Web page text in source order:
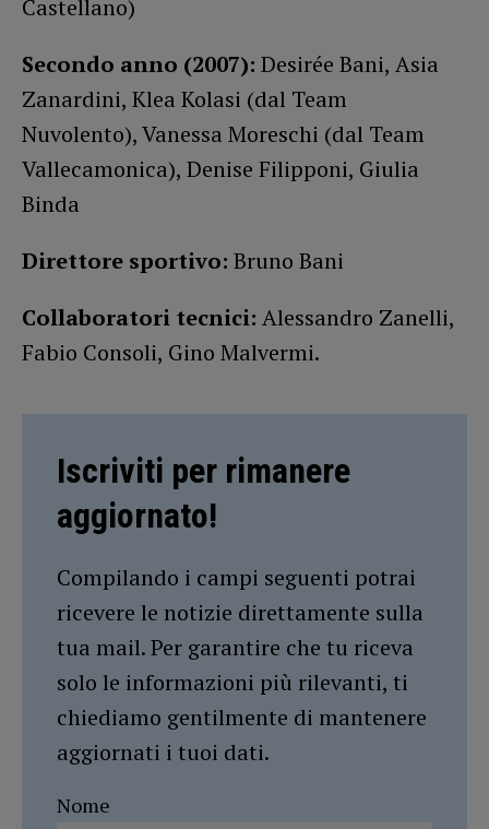
Castellano)
Secondo anno (2007): Desirée Bani, Asia
Zanardini, Klea Kolasi (dal Team
Nuvolento), Vanessa Moreschi (dal Team
Vallecamonica), Denise Filipponi, Giulia
Binda
Direttore sportivo: Bruno Bani
Collaboratori tecnici: Alessandro Zanelli,
Fabio Consoli, Gino Malvermi.
Iscriviti per rimanere
aggiornato!
Compilando i campi seguenti potrai
ricevere le notizie direttamente sulla
tua mail. Per garantire che tu riceva
solo le informazioni più rilevanti, ti
chiediamo gentilmente di mantenere
aggiornati i tuoi dati.
Nome